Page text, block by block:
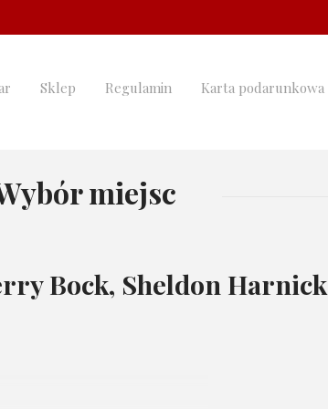
Sklep Regulamin Karta podarunkowa
miejsc
Bock, Sheldon Harnick